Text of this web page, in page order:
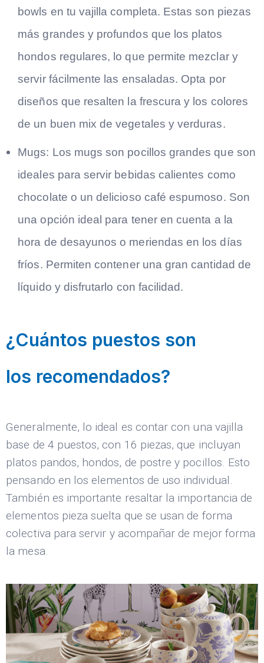
bowls en tu vajilla completa. Estas son piezas
más grandes y profundos que los platos
hondos regulares, lo que permite mezclar y
servir fácilmente las ensaladas. Opta por
diseños que resalten la frescura y los colores
de un buen mix de vegetales y verduras.
Mugs: Los mugs son pocillos grandes que son
ideales para servir bebidas calientes como
chocolate o un delicioso café espumoso. Son
una opción ideal para tener en cuenta a la
hora de desayunos o meriendas en los días
fríos. Permiten contener una gran cantidad de
líquido y disfrutarlo con facilidad.
¿Cuántos puestos son
los recomendados?
Generalmente, lo ideal es contar con una vajilla
base de 4 puestos, con 16 piezas, que incluyan
platos pandos, hondos, de postre y pocillos. Esto
pensando en los elementos de uso individual.
También es importante resaltar la importancia de
elementos pieza suelta que se usan de forma
colectiva para servir y acompañar de mejor forma
la mesa.